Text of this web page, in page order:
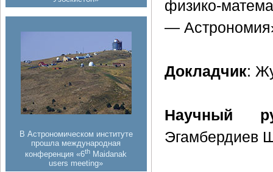
В Астрономическом институте
прошла международная
конференция «6th Maidanak
users meeting»
физико-
—
Докладчик:
Научный
Эгамбердиев